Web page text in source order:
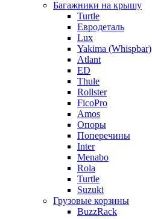
Багажники на крышу
Turtle
Евродеталь
Lux
Yakima (Whispbar)
Atlant
ED
Thule
Rollster
FicoPro
Amos
Опоры
Поперечины
Inter
Menabo
Rola
Turtle
Suzuki
Грузовые корзины
BuzzRack